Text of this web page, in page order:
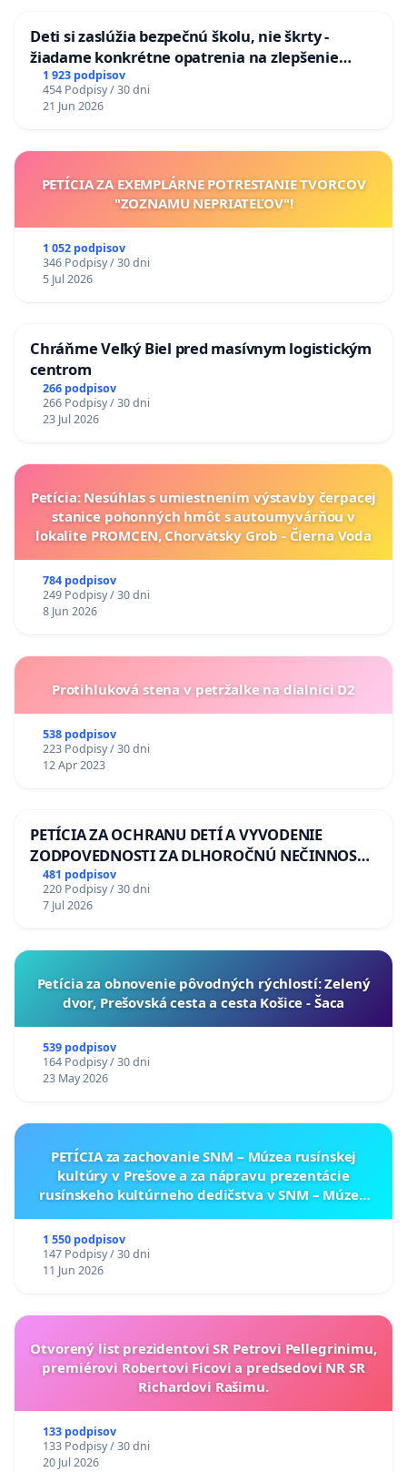
Deti si zaslúžia bezpečnú školu, nie škrty -
žiadame konkrétne opatrenia na zlepšenie
situácie v školstve
1 923 podpisov
454 Podpisy / 30 dni
21 Jun 2026
PETÍCIA ZA EXEMPLÁRNE POTRESTANIE TVORCOV
"ZOZNAMU NEPRIATEĽOV"!
1 052 podpisov
346 Podpisy / 30 dni
5 Jul 2026
Chráňme Veľký Biel pred masívnym logistickým
centrom
266 podpisov
266 Podpisy / 30 dni
23 Jul 2026
Petícia: Nesúhlas s umiestnením výstavby čerpacej
stanice pohonných hmôt s autoumyvárňou v
lokalite PROMCEN, Chorvátsky Grob - Čierna Voda
784 podpisov
249 Podpisy / 30 dni
8 Jun 2026
Protihluková stena v petržalke na dialnici D2
538 podpisov
223 Podpisy / 30 dni
12 Apr 2023
PETÍCIA ZA OCHRANU DETÍ A VYVODENIE
ZODPOVEDNOSTI ZA DLHOROČNÚ NEČINNOSŤ
A ZLYHANIE ŠTÁTU
481 podpisov
220 Podpisy / 30 dni
7 Jul 2026
​Petícia za obnovenie pôvodných rýchlostí: Zelený
dvor, Prešovská cesta a cesta Košice - Šaca
539 podpisov
164 Podpisy / 30 dni
23 May 2026
PETÍCIA za zachovanie SNM – Múzea rusínskej
kultúry v Prešove a za nápravu prezentácie
rusínskeho kultúrneho dedičstva v SNM – Múzeu
1 550 podpisov
147 Podpisy / 30 dni
11 Jun 2026
Otvorený list prezidentovi SR Petrovi Pellegrinimu,
premiérovi Robertovi Ficovi a predsedovi NR SR
Richardovi Rašimu.
133 podpisov
133 Podpisy / 30 dni
20 Jul 2026